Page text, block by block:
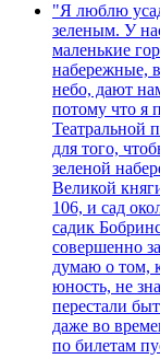
"Я люблю
зеленым. У
маленькие
набережные,
небо, дают
потому что я
Театральной
для того,
зеленой
Великой
106, и сад
садик
совершенно
думаю о том,
юность, не
перестали
даже во
по билетам